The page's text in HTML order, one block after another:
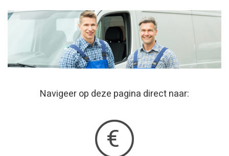
Navigeer op deze pagina direct naar: